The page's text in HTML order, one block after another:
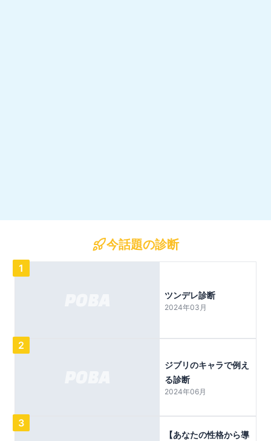
今話題の診断
1
ツンデレ診断
2024年03月
2
ジブリのキャラで例え
る診断
2024年06月
3
【あなたの性格から導